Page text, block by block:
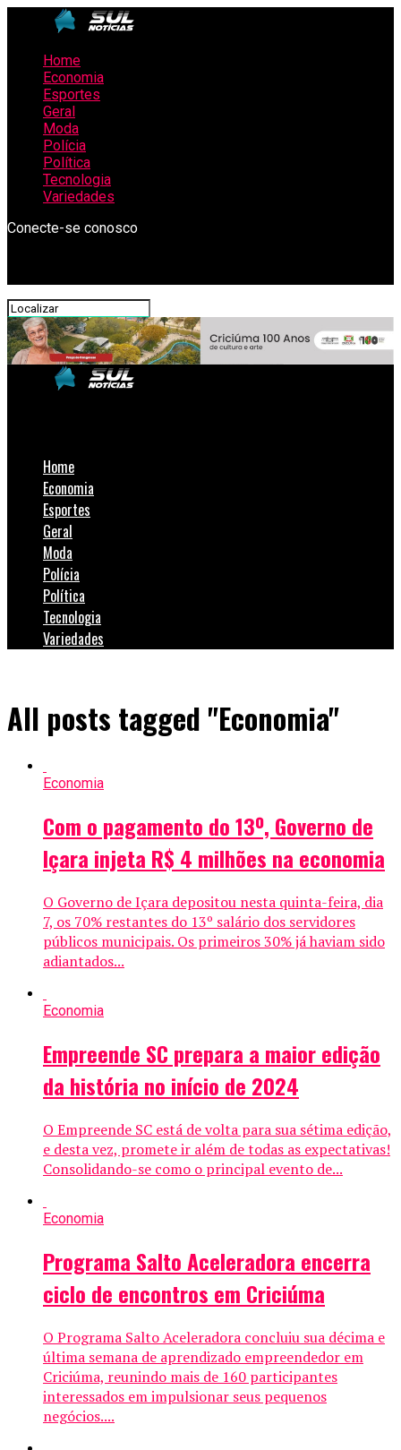
Home
Economia
Esportes
Geral
Moda
Polícia
Política
Tecnologia
Variedades
Conecte-se conosco
Home
Economia
Esportes
Geral
Moda
Polícia
Política
Tecnologia
Variedades
All posts tagged "Economia"
Economia
Com o pagamento do 13º, Governo de
Içara injeta R$ 4 milhões na economia
O Governo de Içara depositou nesta quinta-feira, dia
7, os 70% restantes do 13º salário dos servidores
públicos municipais. Os primeiros 30% já haviam sido
adiantados...
Economia
Empreende SC prepara a maior edição
da história no início de 2024
O Empreende SC está de volta para sua sétima edição,
e desta vez, promete ir além de todas as expectativas!
Consolidando-se como o principal evento de...
Economia
Programa Salto Aceleradora encerra
ciclo de encontros em Criciúma
O Programa Salto Aceleradora concluiu sua décima e
última semana de aprendizado empreendedor em
Criciúma, reunindo mais de 160 participantes
interessados em impulsionar seus pequenos
negócios....